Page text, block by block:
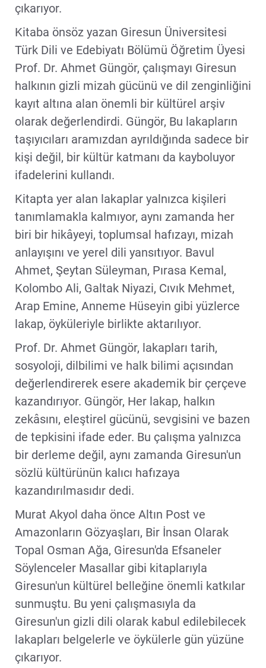
çıkarıyor.
Kitaba önsöz yazan Giresun Üniversitesi
Türk Dili ve Edebiyatı Bölümü Öğretim Üyesi
Prof. Dr. Ahmet Güngör, çalışmayı Giresun
halkının gizli mizah gücünü ve dil zenginliğini
kayıt altına alan önemli bir kültürel arşiv
olarak değerlendirdi. Güngör, Bu lakapların
taşıyıcıları aramızdan ayrıldığında sadece bir
kişi değil, bir kültür katmanı da kayboluyor
ifadelerini kullandı.
Kitapta yer alan lakaplar yalnızca kişileri
tanımlamakla kalmıyor, aynı zamanda her
biri bir hikâyeyi, toplumsal hafızayı, mizah
anlayışını ve yerel dili yansıtıyor. Bavul
Ahmet, Şeytan Süleyman, Pırasa Kemal,
Kolombo Ali, Galtak Niyazi, Cıvık Mehmet,
Arap Emine, Anneme Hüseyin gibi yüzlerce
lakap, öyküleriyle birlikte aktarılıyor.
Prof. Dr. Ahmet Güngör, lakapları tarih,
sosyoloji, dilbilimi ve halk bilimi açısından
değerlendirerek esere akademik bir çerçeve
kazandırıyor. Güngör, Her lakap, halkın
zekâsını, eleştirel gücünü, sevgisini ve bazen
de tepkisini ifade eder. Bu çalışma yalnızca
bir derleme değil, aynı zamanda Giresun'un
sözlü kültürünün kalıcı hafızaya
kazandırılmasıdır dedi.
Murat Akyol daha önce Altın Post ve
Amazonların Gözyaşları, Bir İnsan Olarak
Topal Osman Ağa, Giresun'da Efsaneler
Söylenceler Masallar gibi kitaplarıyla
Giresun'un kültürel belleğine önemli katkılar
sunmuştu. Bu yeni çalışmasıyla da
Giresun'un gizli dili olarak kabul edilebilecek
lakapları belgelerle ve öykülerle gün yüzüne
çıkarıyor.